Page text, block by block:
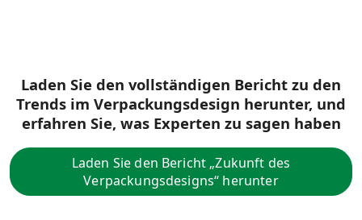
Laden Sie den vollständigen Bericht zu den
Trends im Verpackungsdesign herunter, und
erfahren Sie, was Experten zu sagen haben
Laden Sie den Bericht „Zukunft des
Verpackungsdesigns“ herunter